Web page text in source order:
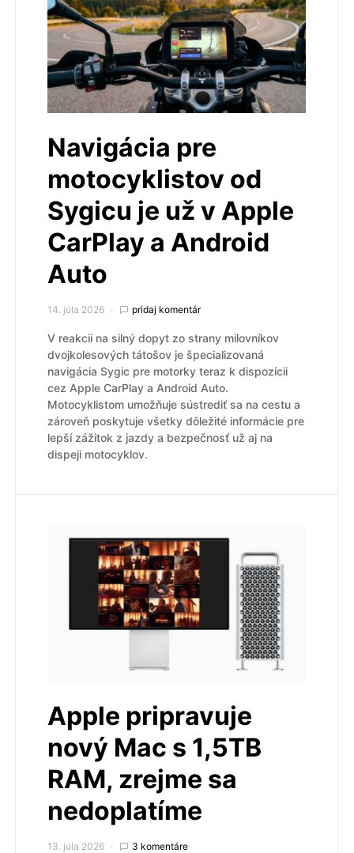
Navigácia pre
motocyklistov od
Sygicu je už v Apple
CarPlay a Android
Auto
14. júla 2026 pridaj komentár
V reakcii na silný dopyt zo strany milovníkov
dvojkolesových tátošov je špecializovaná
navigácia Sygic pre motorky teraz k dispozícii
cez Apple CarPlay a Android Auto.
Motocyklistom umožňuje sústrediť sa na cestu a
zároveň poskytuje všetky dôležité informácie pre
lepší zážitok z jazdy a bezpečnosť už aj na
dispeji motocyklov.
Apple pripravuje
nový Mac s 1,5TB
RAM, zrejme sa
nedoplatíme
13. júla 2026 3 komentáre